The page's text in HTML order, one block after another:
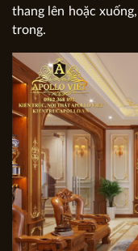
thang lên hoặc
trong.